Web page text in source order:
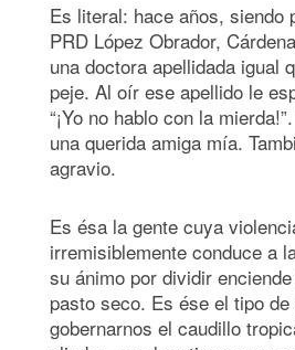
Es literal: hace años, siendo
PRD López Obrador,
una doctora apellidada igual
peje. Al oír ese apellido le
“¡Yo no hablo con la
una querida amiga mía.
agravio.
Es ésa la gente cuya
irremisiblemente conduce a
su ánimo por dividir
pasto seco. Es ése el tipo
gobernarnos el caudillo